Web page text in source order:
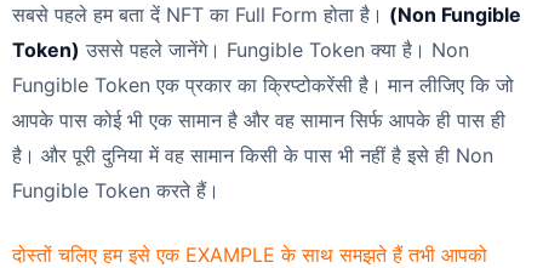
सबसे पहले हम बता दें NFT का Full Form होता है। (Non Fungible
Token) उससे पहले जानेंगे। Fungible Token क्या है। Non
Fungible Token एक प्रकार का क्रिप्टोकरेंसी है। मान लीजिए कि जो
आपके पास कोई भी एक सामान है और वह सामान सिर्फ आपके ही पास ही
है। और पूरी दुनिया में वह सामान किसी के पास भी नहीं है इसे ही Non
Fungible Token करते हैं।
दोस्तों चलिए हम इसे एक EXAMPLE के साथ समझते हैं तभी आपको